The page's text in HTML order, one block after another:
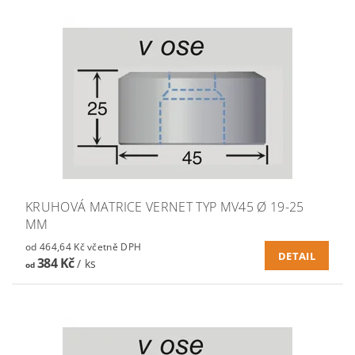
KRUHOVÁ MATRICE VERNET TYP MV45 Ø 19-25
MM
od 464,64 Kč včetně DPH
od384 Kč/ ks
DETAIL